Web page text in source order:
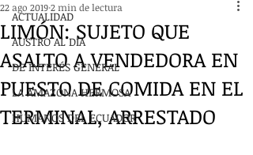
ACTUALIDAD
AUSTRO AL DÍA
DE INTERÉS GENERAL
LA AMAZONA HERMOSA
HUMANOS DEL ECUADOR
LIMÓN: SUJETO QUE
ASALTO A VENDEDORA EN
PUESTO DE COMIDA EN EL
TERMINAL, ARRESTADO
22 ago 20192 min de lectura